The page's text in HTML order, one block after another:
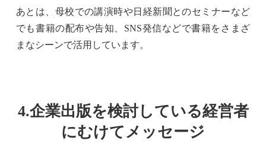
あとは、母校での講演時や日経新聞とのセミナーなど
でも書籍の配布や告知、SNS発信などで書籍をさまざ
まなシーンで活用しています。
4.企業出版を検討している経営者
にむけてメッセージ